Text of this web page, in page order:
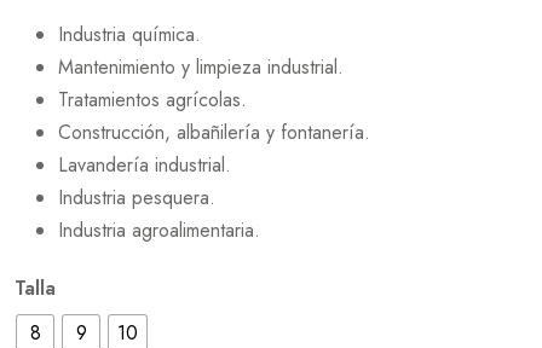
Industria química.
Mantenimiento y limpieza industrial.
Tratamientos agrícolas.
Construcción, albañilería y fontanería.
Lavandería industrial.
Industria pesquera.
Industria agroalimentaria.
Talla
8
9 10